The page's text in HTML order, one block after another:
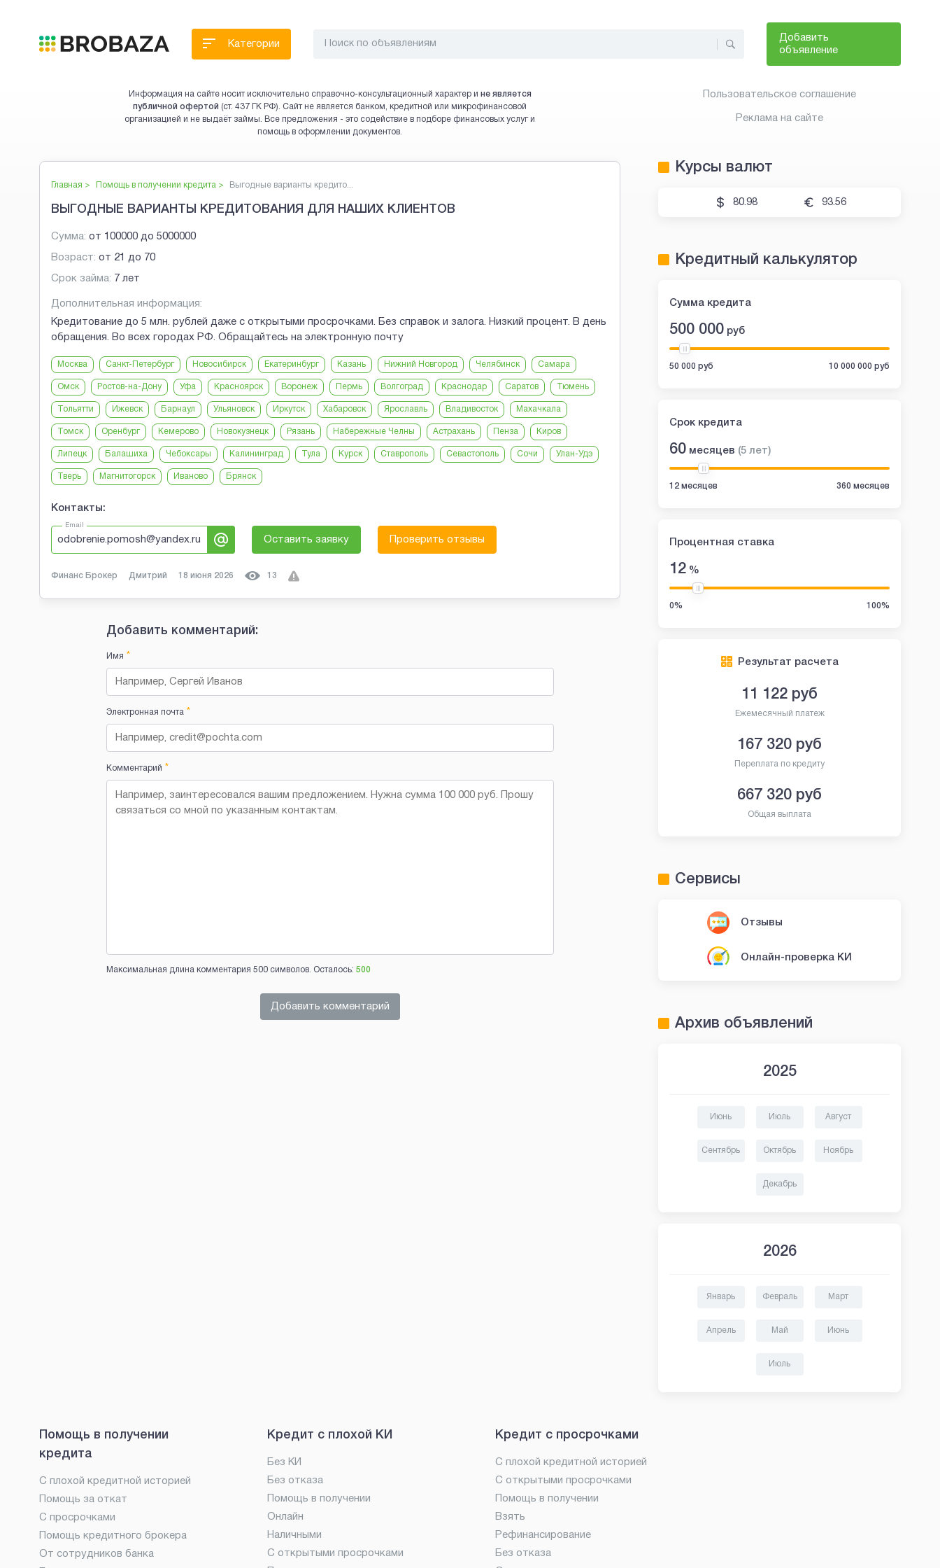
Добавить
объявление
Категории
Информация на сайте носит исключительно справочно-консультационный характер и не является
публичной офертой (ст. 437 ГК РФ). Сайт не является банком, кредитной или микрофинансовой
организацией и не выдаёт займы. Все предложения - это содействие в подборе финансовых услуг и
помощь в оформлении документов.
Главная > Помощь в получении кредита > Выгодные варианты кредито...
ВЫГОДНЫЕ ВАРИАНТЫ КРЕДИТОВАНИЯ ДЛЯ НАШИХ КЛИЕНТОВ
Сумма: от 100000 до 5000000
Возраст: от 21 до 70
Срок займа: 7 лет
Дополнительная информация:
Кредитование до 5 млн. рублей даже с открытыми просрочками. Без справок и залога. Низкий процент. В день
обращения. Во всех городах РФ. Обращайтесь на электронную почту
Москва Санкт-Петербург Новосибирск Екатеринбург Казань Нижний Новгород Челябинск Самара
Омск Ростов-на-Дону Уфа Красноярск Воронеж Пермь Волгоград Краснодар Саратов Тюмень
Тольятти Ижевск Барнаул Ульяновск Иркутск Хабаровск Ярославль Владивосток Махачкала
Томск Оренбург Кемерово Новокузнецк Рязань Набережные Челны Астрахань Пенза Киров
Липецк Балашиха Чебоксары Калининград Тула Курск Ставрополь Севастополь Сочи Улан-Удэ
Тверь Магнитогорск Иваново Брянск
Контакты:
Email
odobrenie.pomosh@yandex.ru Оставить заявку Проверить отзывы
Финанс Брокер Дмитрий 18 июня 2026 13
Добавить комментарий:
Имя *
Электронная почта*
Комментарий *
Максимальная длина комментария 500 символов. Осталось: 500
Добавить комментарий
Пользовательское соглашение
Реклама на сайте
Курсы валют
80.98 93.56
Кредитный калькулятор
Сумма кредита
500 000 руб
50 000 руб 10 000 000 руб
Срок кредита
60 месяцев (5 лет)
12 месяцев 360 месяцев
Процентная ставка
12 %
0% 100%
Результат расчета
11 122 руб
Ежемесячный платеж
167 320 руб
Переплата по кредиту
667 320 руб
Общая выплата
Сервисы
Отзывы
Онлайн-проверка КИ
Архив объявлений
2025
Июнь Июль Август
Сентябрь Октябрь Ноябрь
Декабрь
2026
Январь Февраль Март
Апрель Май Июнь
Июль
Помощь в получении
кредита
С плохой кредитной историей
Помощь за откат
С просрочками
Помощь кредитного брокера
От сотрудников банка
Кредит с плохой КИ
Без КИ
Без отказа
Помощь в получении
Онлайн
Наличными
С открытыми просрочками
Кредит с просрочками
С плохой кредитной историей
С открытыми просрочками
Помощь в получении
Взять
Рефинансирование
Без отказа